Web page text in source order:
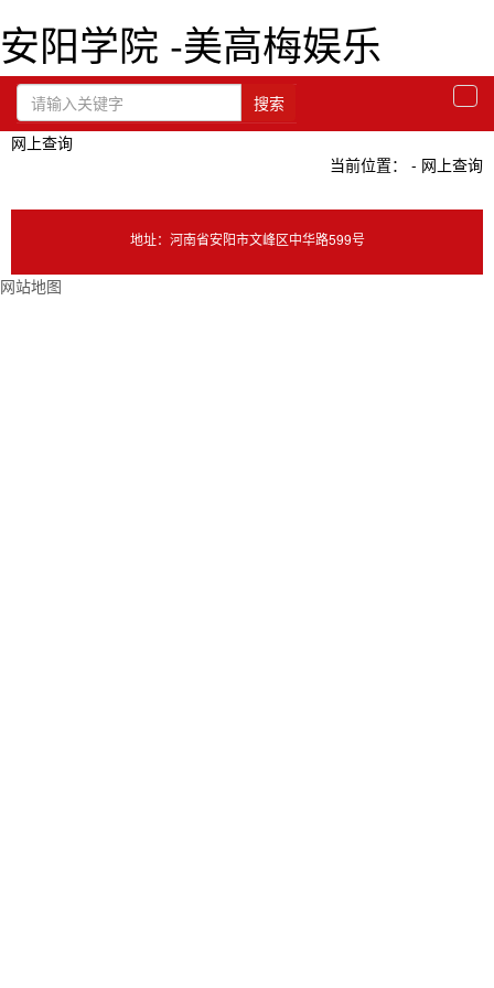
安阳学院 -美高梅娱乐
搜索
网上查询
当前位置： - 网上查询
地址：河南省安阳市文峰区中华路599号
网站地图